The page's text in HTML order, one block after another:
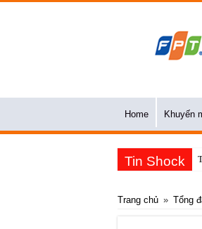
Home Khuyến
Tin Shock
Trang chủ » Tổng